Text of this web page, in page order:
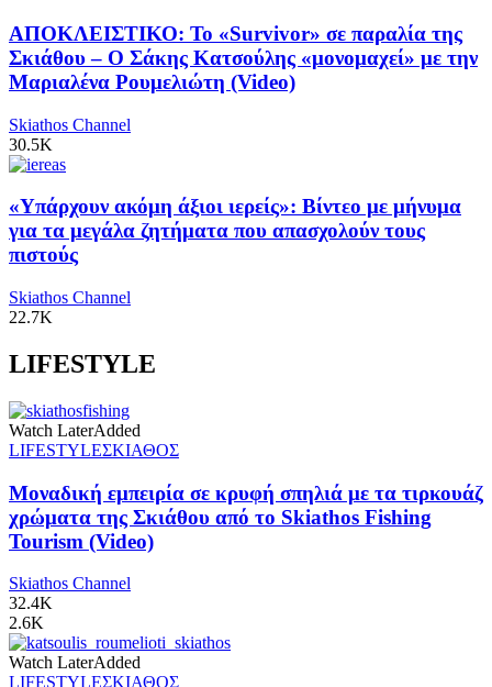
ΑΠΟΚΛΕΙΣΤΙΚΟ: Το «Survivor» σε παραλία της
Σκιάθου – Ο Σάκης Κατσούλης «μονομαχεί» με την
Μαριαλένα Ρουμελιώτη (Video)
Skiathos Channel
30.5K
«Υπάρχουν ακόμη άξιοι ιερείς»: Βίντεο με μήνυμα
για τα μεγάλα ζητήματα που απασχολούν τους
πιστούς
Skiathos Channel
22.7K
LIFESTYLE
Watch LaterAdded
LIFESTYLEΣΚΙΑΘΟΣ
Μοναδική εμπειρία σε κρυφή σπηλιά με τα τιρκουάζ
χρώματα της Σκιάθου από το Skiathos Fishing
Tourism (Video)
Skiathos Channel
32.4K
2.6K
Watch LaterAdded
LIFESTYLEΣΚΙΑΘΟΣ